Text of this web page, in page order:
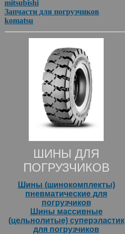
mitsubishi
Запчасти для погрузчиков
komatsu
ШИНЫ ДЛЯ
ПОГРУЗЧИКОВ
Шины (шинокомплекты)
пневматические для
погрузчиков
Шины массивные
(цельнолитые) суперэластик
для погрузчиков